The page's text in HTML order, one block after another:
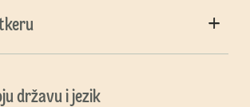
državu i jezik